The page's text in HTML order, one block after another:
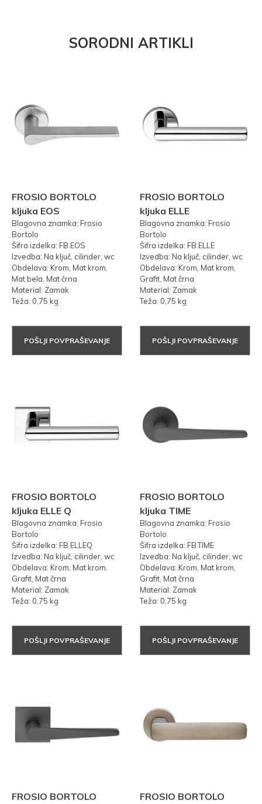
SORODNI ARTIKLI
FROSIO BORTOLO
kljuka EOS
Blagovna znamka: Frosio
Bortolo
Šifra izdelka: FB.EOS
Izvedba: Na ključ, cilinder, wc
Obdelava: Krom, Mat krom,
Mat bela, Mat črna
Material: Zamak
Teža: 0,75 kg
POŠLJI POVPRAŠEVANJE
FROSIO BORTOLO
kljuka ELLE
Blagovna znamka: Frosio
Bortolo
Šifra izdelka: FB.ELLE
Izvedba: Na ključ, cilinder, wc
Obdelava: Krom, Mat krom,
Grafit, Mat črna
Material: Zamak
Teža: 0,75 kg
POŠLJI POVPRAŠEVANJE
FROSIO BORTOLO
kljuka ELLE Q
Blagovna znamka: Frosio
Bortolo
Šifra izdelka: FB.ELLEQ
Izvedba: Na ključ, cilinder, wc
Obdelava: Krom, Mat krom,
Grafit, Mat črna
Material: Zamak
Teža: 0,75 kg
POŠLJI POVPRAŠEVANJE
FROSIO BORTOLO
kljuka TIME
Blagovna znamka: Frosio
Bortolo
Šifra izdelka: FB.TIME
Izvedba: Na ključ, cilinder, wc
Obdelava: Krom, Mat krom,
Grafit, Mat črna
Material: Zamak
Teža: 0,75 kg
POŠLJI POVPRAŠEVANJE
FROSIO BORTOLO
FROSIO BORTOLO